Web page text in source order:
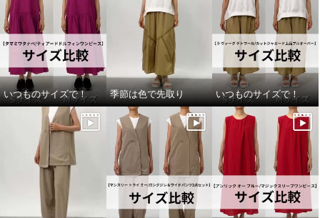
いつものサイズで！ 季節は色で先取り いつものサイズで！